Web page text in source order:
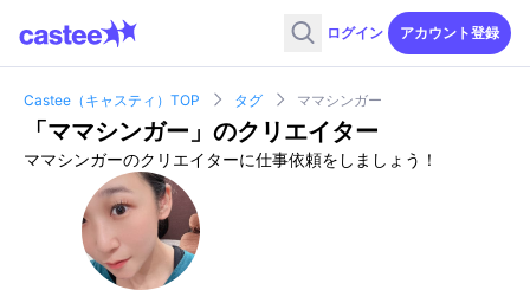
ログイン アカウント登録
Castee（キャスティ）TOP タグ ママシンガー
「ママシンガー 」のクリエイター
ママシンガーのクリエイターに仕事依頼をしましょう！